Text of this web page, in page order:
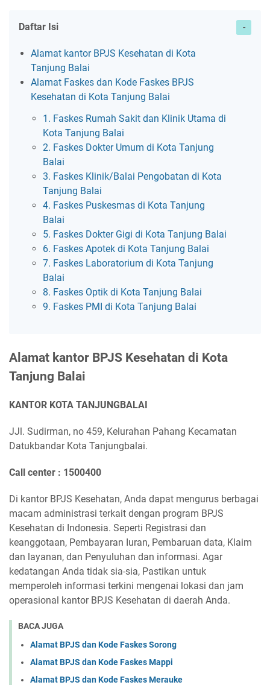
Daftar Isi
Alamat kantor BPJS Kesehatan di Kota
Tanjung Balai
Alamat Faskes dan Kode Faskes BPJS
Kesehatan di Kota Tanjung Balai
1. Faskes Rumah Sakit dan Klinik Utama di
Kota Tanjung Balai
2. Faskes Dokter Umum di Kota Tanjung
Balai
3. Faskes Klinik/Balai Pengobatan di Kota
Tanjung Balai
4. Faskes Puskesmas di Kota Tanjung
Balai
5. Faskes Dokter Gigi di Kota Tanjung Balai
6. Faskes Apotek di Kota Tanjung Balai
7. Faskes Laboratorium di Kota Tanjung
Balai
8. Faskes Optik di Kota Tanjung Balai
9. Faskes PMI di Kota Tanjung Balai
Alamat kantor BPJS Kesehatan di Kota
Tanjung Balai
KANTOR KOTA TANJUNGBALAI
JJl. Sudirman, no 459, Kelurahan Pahang Kecamatan
Datukbandar Kota Tanjungbalai.
Call center : 1500400
Di kantor BPJS Kesehatan, Anda dapat mengurus berbagai
macam administrasi terkait dengan program BPJS
Kesehatan di Indonesia. Seperti Registrasi dan
keanggotaan, Pembayaran Iuran, Pembaruan data, Klaim
dan layanan, dan Penyuluhan dan informasi. Agar
kedatangan Anda tidak sia-sia, Pastikan untuk
memperoleh informasi terkini mengenai lokasi dan jam
operasional kantor BPJS Kesehatan di daerah Anda.
BACA JUGA
Alamat BPJS dan Kode Faskes Sorong
Alamat BPJS dan Kode Faskes Mappi
Alamat BPJS dan Kode Faskes Merauke